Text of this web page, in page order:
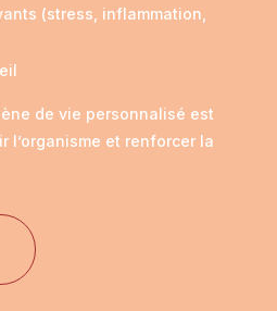
(stress, inflammation,
de vie personnalisé est
l’organisme et renforcer la